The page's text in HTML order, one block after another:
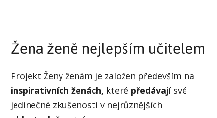
Žena ženě nejlepším učitelem
Projekt Ženy ženám je založen především na
inspirativních ženách, které předávajísvé
jedinečné zkušenosti v nejrůznějších